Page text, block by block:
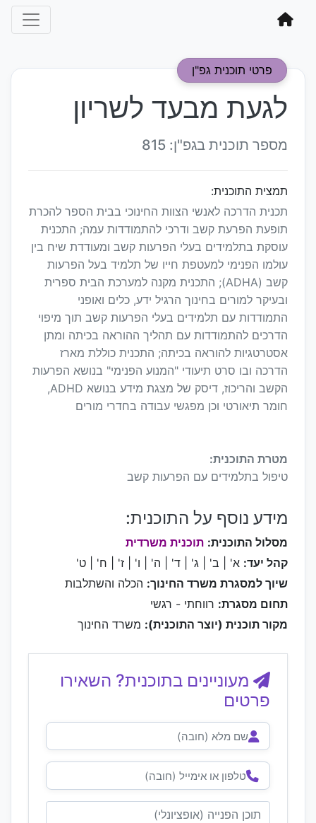
פרטי תוכנית גפ"ן
לגעת מבעד לשריון
מספר תוכנית בגפ"ן: 815
תמצית התוכנית:
תכנית הדרכה לאנשי הצוות החינוכי בבית הספר להכרת
תופעת הפרעת קשב ודרכי להתמודדות עמה; התכנית
עוסקת בתלמידים בעלי הפרעות קשב ומעודדת שיח בין
עולמו הפנימי למעטפת חייו של תלמיד בעל הפרעות
קשב (ADHA); התכנית מקנה למערכת הבית ספרית
ובעיקר למורים בחינוך הרגיל ידע, כלים ואופני
התמודדות עם תלמידים בעלי הפרעות קשב תוך מיפוי
הדרכים להתמודדות עם תהליך ההוראה בכיתה ומתן
אסטרטגיות להוראה בכיתה; התכנית כוללת מארז
הדרכה ובו סרט תיעודי "המנוע הפנימי" בנושא הפרעות
הקשב והריכוז, דיסק של מצגת מידע בנושא ADHD,
חומר תיאורטי וכן מפגשי עבודה בחדרי מורים
מטרת התוכנית:
טיפול בתלמידים עם הפרעות קשב
מידע נוסף על התוכנית:
מסלול התוכנית: תוכנית משרדית
קהל יעד: א' | ב' | ג' | ד' | ה' | ו' | ז' | ח' | ט'
שיוך למסגרת משרד החינוך: הכלה והשתלבות
תחום מסגרת: רווחתי - רגשי
מקור תוכנית (יוצר התוכנית): משרד החינוך
מעוניינים בתוכנית? השאירו
פרטים